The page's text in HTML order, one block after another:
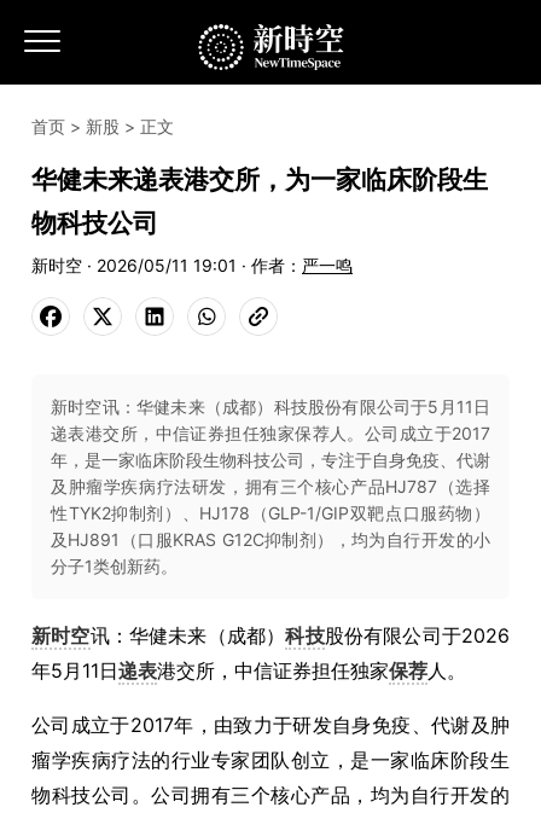
首页 > 新股 > 正文
华健未来递表港交所，为一家临床阶段生
物科技公司
新时空 · 2026/05/11 19:01 · 作者： 严一鸣
新时空讯：华健未来（成都）科技股份有限公司于5月11日
递表港交所，中信证券担任独家保荐人。公司成立于2017
年，是一家临床阶段生物科技公司，专注于自身免疫、代谢
及肿瘤学疾病疗法研发，拥有三个核心产品HJ787（选择
性TYK2抑制剂）、HJ178（GLP-1/GIP双靶点口服药物）
及HJ891（口服KRAS G12C抑制剂），均为自行开发的小
分子1类创新药。
新时空讯：华健未来（成都）科技股份有限公司于2026
年5月11日递表港交所，中信证券担任独家保荐人。
公司成立于2017年，由致力于研发自身免疫、代谢及肿
瘤学疾病疗法的行业专家团队创立，是一家临床阶段生
物科技公司。公司拥有三个核心产品，均为自行开发的